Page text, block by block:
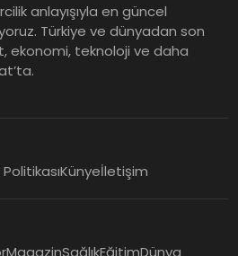
anlayışıyla en güncel
Türkiye ve dünyadan son
ekonomi, teknoloji ve daha
Künyeİletişim
MagazinSağlıkEğitimDünya